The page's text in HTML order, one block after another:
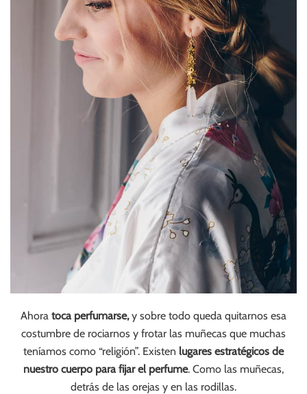
Ahora toca perfumarse,y sobre todo queda quitarnos esa
costumbre de rociarnos y frotar las muñecas que muchas
teníamos como “religión”. Existen lugares estratégicos de
nuestro cuerpo para fijar el perfume. Como las muñecas,
detrás de las orejas y en las rodillas.